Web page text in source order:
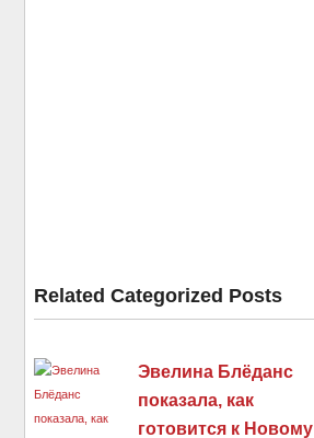
Related Categorized Posts
Эвелина Блёданс
показала, как
готовится к Новому